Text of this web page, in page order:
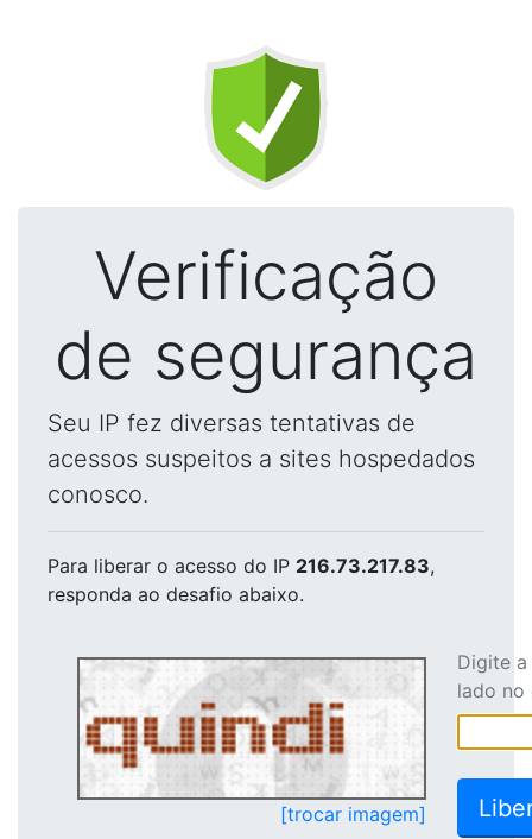
Verificação
de segurança
Seu IP fez diversas tentativas de
acessos suspeitos a sites hospedados
conosco.
Para liberar o acesso do IP 216.73.217.83,
responda ao desafio abaixo.
[trocar imagem]
Digite
lado no